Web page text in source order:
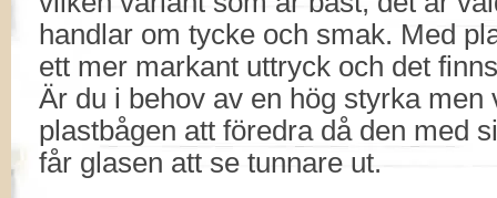
handlar om tycke och smak. Med
ett mer markant uttryck och det
Är du i behov av en hög styrka
plastbågen att föredra då den med
får glasen att se tunnare ut.